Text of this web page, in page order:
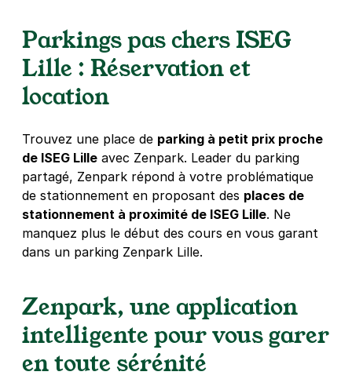
49 boulevard de Belfort
59000Lille
4,5(32 avis)
1,50 €
+ Abonnements disponibles
1 boulevard du Docteur Calmette -
Lille
1 boulevard du Docteur Calmette
4,4(19 avis)
Réserver
+ Abonnements disponibles
Parkings pas chers ISEG
Lille : Réservation et
location
Trouvez une place de parking à petit prix proche
de ISEG Lille avec Zenpark. Leader du parking
partagé, Zenpark répond à votre problématique
de stationnement en proposant des places de
stationnement à proximité de ISEG Lille. Ne
manquez plus le début des cours en vous garant
dans un parking Zenpark Lille.
Zenpark, une application
intelligente pour vous garer
en toute sérénité